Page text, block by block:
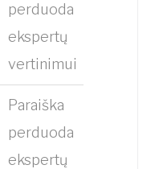
perduoda
ekspertų
vertinimui
Paraiška
perduoda
ekspertų